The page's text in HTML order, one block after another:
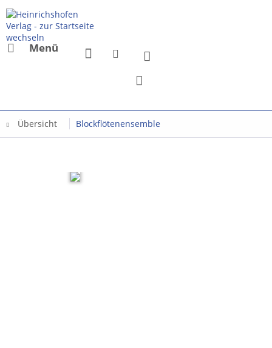
Menü
Übersicht Blockflötenensemble